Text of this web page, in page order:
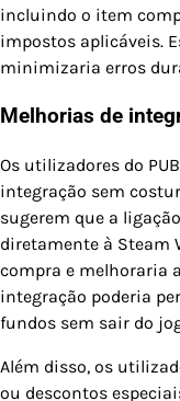
incluindo o item
impostos aplicáveis.
minimizaria erros
Melhorias de
Os utilizadores do
integração sem
sugerem que a
diretamente à Steam
compra e melhoraria
integração poderia
fundos sem sair do
Além disso, os
ou descontos